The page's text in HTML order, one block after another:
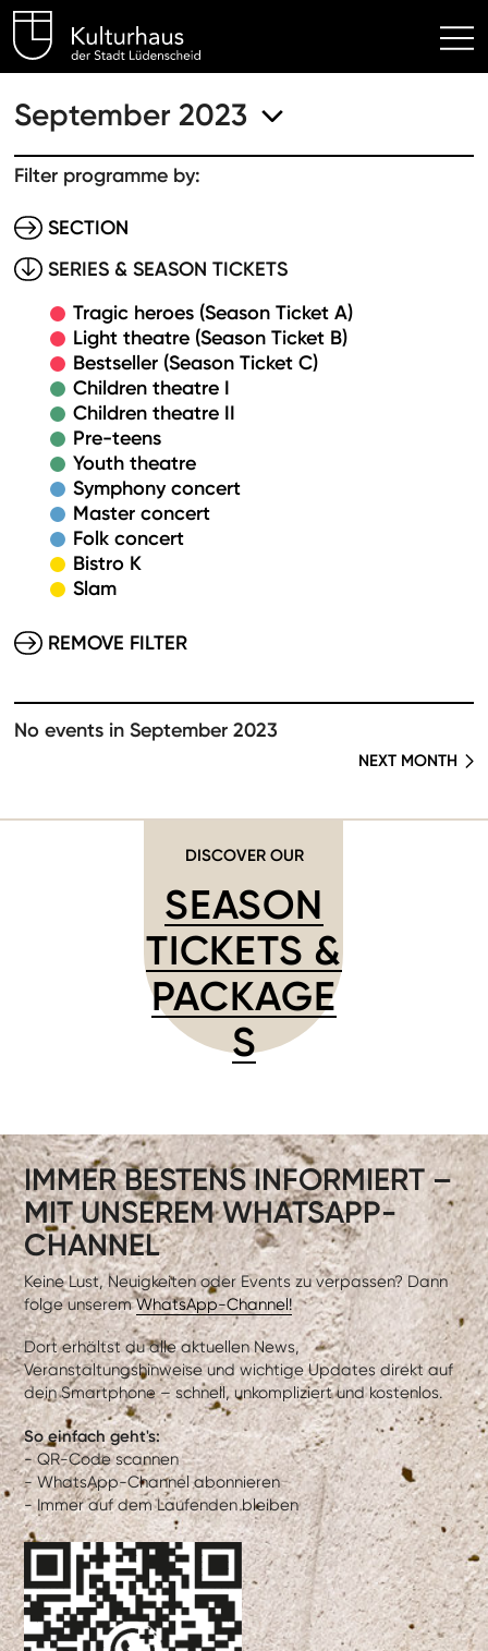
Kulturhaus Lüdenscheid
September 2023
Filter programme by:
SECTION
SERIES & SEASON TICKETS
Tragic heroes (Season Ticket A)
Light theatre (Season Ticket B)
Bestseller (Season Ticket C)
Children theatre I
Children theatre II
Pre-teens
Youth theatre
Symphony concert
Master concert
Folk concert
Bistro K
Slam
REMOVE FILTER
No events in September 2023
NEXT MONTH
DISCOVER OUR
SEASON
TICKETS &
PACKAGE
S
IMMER BESTENS INFORMIERT –
MIT UNSEREM WHATSAPP-
CHANNEL
Keine Lust, Neuigkeiten oder Events zu verpassen? Dann
folge unseremWhatsApp-Channel!
Dort erhältst du alle aktuellen News,
Veranstaltungshinweise und wichtige Updates direkt auf
dein Smartphone – schnell, unkompliziert und kostenlos.
So einfach geht's:
- QR-Code scannen
- WhatsApp-Channel abonnieren
- Immer auf dem Laufenden bleiben